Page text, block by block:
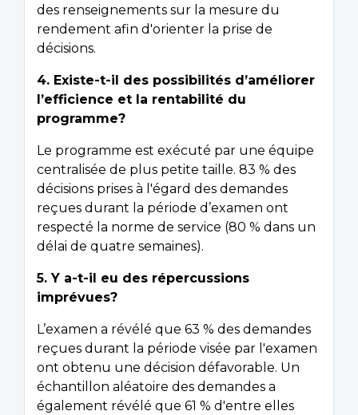
des renseignements sur la mesure du
rendement afin d'orienter la prise de
décisions.
4. Existe-t-il des possibilités d’améliorer
l’efficience et la rentabilité du
programme?
Le programme est exécuté par une équipe
centralisée de plus petite taille. 83 % des
décisions prises à l'égard des demandes
reçues durant la période d’examen ont
respecté la norme de service (80 % dans un
délai de quatre semaines).
5. Y a-t-il eu des répercussions
imprévues?
L’examen a révélé que 63 % des demandes
reçues durant la période visée par l'examen
ont obtenu une décision défavorable. Un
échantillon aléatoire des demandes a
également révélé que 61 % d'entre elles